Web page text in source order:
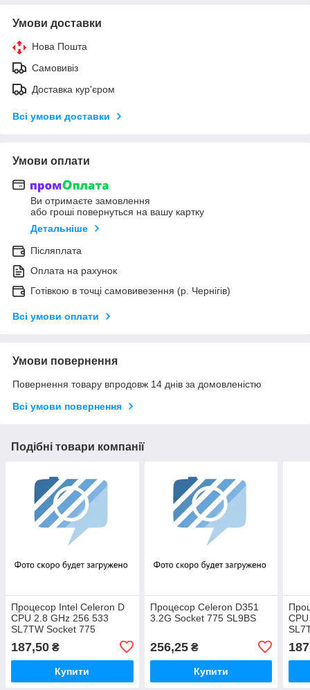
Умови доставки
Нова Пошта
Самовивіз
Доставка кур'єром
Всі умови доставки
Умови оплати
Ви отримаєте замовлення
або гроші повернуться на вашу картку
Детальніше
Післяплата
Оплата на рахунок
Готівкою в точці самовивезення (р. Чернігів)
Всі умови оплати
Умови повернення
Повернення товару впродовж 14 днів за домовленістю
Всі умови повернення
Подібні товари компанії
Процесор Intel Celeron D
CPU 2.8 GHz 256 533
SL7TW Socket 775
187,50 ₴
Купити
Процесор Celeron D351
3.2G Socket 775 SL9BS
256,25₴
Купити